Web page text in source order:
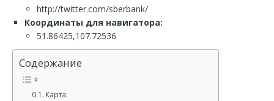
http://twitter.com/sberbank/
Координаты для навигатора:
51.86425,107.72536
Содержание
Карта: